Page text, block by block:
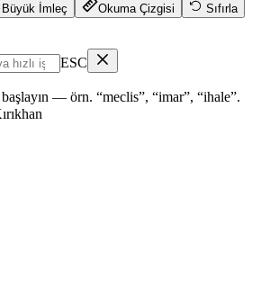
Büyük İmleç Okuma Çizgisi Sıfırla
ESC
— örn. “meclis”, “imar”, “ihale”.